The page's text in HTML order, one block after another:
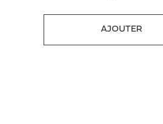
AJOUTER